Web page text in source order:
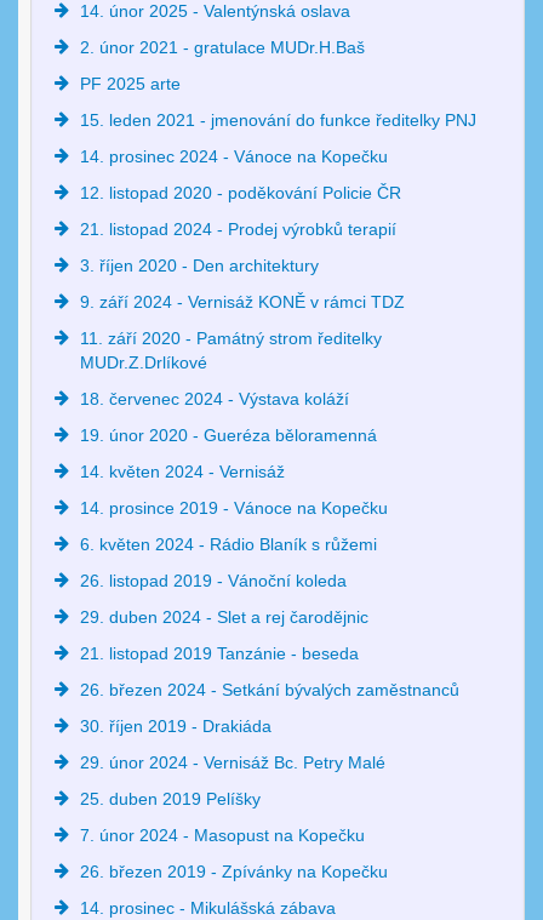
14. únor 2025 - Valentýnská oslava
2. únor 2021 - gratulace MUDr.H.Baš
PF 2025 arte
15. leden 2021 - jmenování do funkce ředitelky PNJ
14. prosinec 2024 - Vánoce na Kopečku
12. listopad 2020 - poděkování Policie ČR
21. listopad 2024 - Prodej výrobků terapií
3. říjen 2020 - Den architektury
9. září 2024 - Vernisáž KONĚ v rámci TDZ
11. září 2020 - Památný strom ředitelky
MUDr.Z.Drlíkové
18. červenec 2024 - Výstava koláží
19. únor 2020 - Gueréza běloramenná
14. květen 2024 - Vernisáž
14. prosince 2019 - Vánoce na Kopečku
6. květen 2024 - Rádio Blaník s růžemi
26. listopad 2019 - Vánoční koleda
29. duben 2024 - Slet a rej čarodějnic
21. listopad 2019 Tanzánie - beseda
26. březen 2024 - Setkání bývalých zaměstnanců
30. říjen 2019 - Drakiáda
29. únor 2024 - Vernisáž Bc. Petry Malé
25. duben 2019 Pelíšky
7. únor 2024 - Masopust na Kopečku
26. březen 2019 - Zpívánky na Kopečku
14. prosinec - Mikulášská zábava